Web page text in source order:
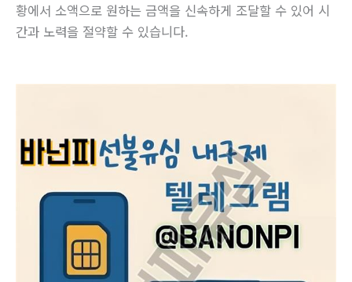
황에서 소액으로 원하는 금액을 신속하게 조달할 수 있어 시
간과 노력을 절약할 수 있습니다.